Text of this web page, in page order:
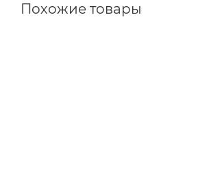
Похожие товары